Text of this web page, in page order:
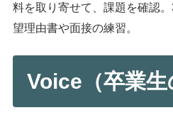
料を取り寄せて、課題を確認
望理由書や面接の練習。
Voice（卒業生